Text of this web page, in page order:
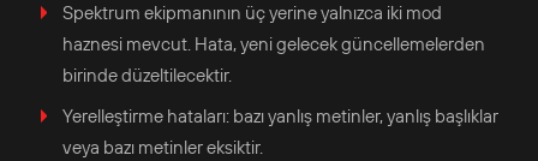
Spektrum ekipmanının üç yerine yalnızca iki mod
haznesi mevcut. Hata, yeni gelecek güncellemelerden
birinde düzeltilecektir.
Yerelleştirme hataları: bazı yanlış metinler, yanlış başlıklar
veya bazı metinler eksiktir.